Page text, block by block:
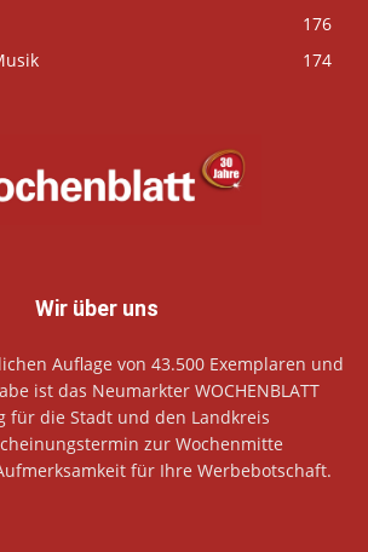
176
174
Wir über uns
Auflage von 43.500 Exemplaren und
ist das Neumarkter WOCHENBLATT
für die Stadt und den Landkreis
zur Wochenmitte
für Ihre Werbebotschaft.